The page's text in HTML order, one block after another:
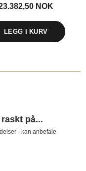
NOK
LEGG I KURV
på...
- kan anbefale